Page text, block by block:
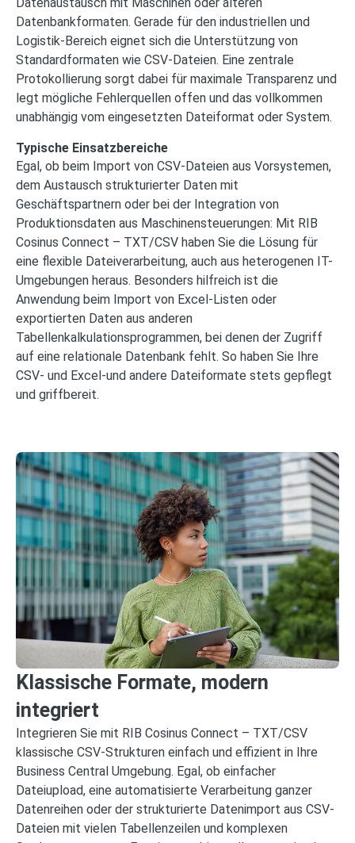
Datenbankformaten. Gerade für den industriellen und
Logistik-Bereich eignet sich die Unterstützung von
Standardformaten wie CSV-Dateien. Eine zentrale
Protokollierung sorgt dabei für maximale Transparenz und
legt mögliche Fehlerquellen offen und das vollkommen
unabhängig vom eingesetzten Dateiformat oder System.
Typische Einsatzbereiche
Egal, ob beim Import von CSV-Dateien aus Vorsystemen,
dem Austausch strukturierter Daten mit
Geschäftspartnern oder bei der Integration von
Produktionsdaten aus Maschinensteuerungen: Mit RIB
Cosinus Connect – TXT/CSV haben Sie die Lösung für
eine flexible Dateiverarbeitung, auch aus heterogenen IT-
Umgebungen heraus. Besonders hilfreich ist die
Anwendung beim Import von Excel-Listen oder
exportierten Daten aus anderen
Tabellenkalkulationsprogrammen, bei denen der Zugriff
auf eine relationale Datenbank fehlt. So haben Sie Ihre
CSV- und Excel-und andere Dateiformate stets gepflegt
und griffbereit.
Klassische Formate, modern
integriert
Integrieren Sie mit RIB Cosinus Connect – TXT/CSV
klassische CSV-Strukturen einfach und effizient in Ihre
Business Central Umgebung. Egal, ob einfacher
Dateiupload, eine automatisierte Verarbeitung ganzer
Datenreihen oder der strukturierte Datenimport aus CSV-
Dateien mit vielen Tabellenzeilen und komplexen